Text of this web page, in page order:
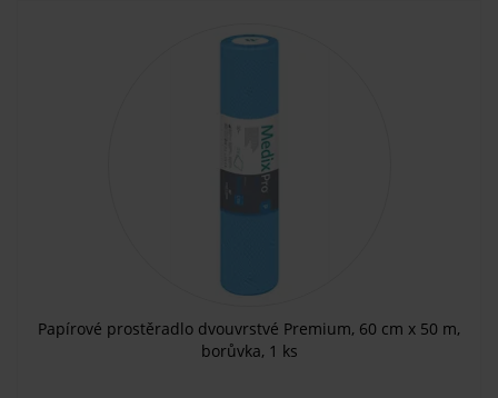
Papírové prostěradlo dvouvrstvé Premium, 60 cm x 50 m,
borůvka, 1 ks